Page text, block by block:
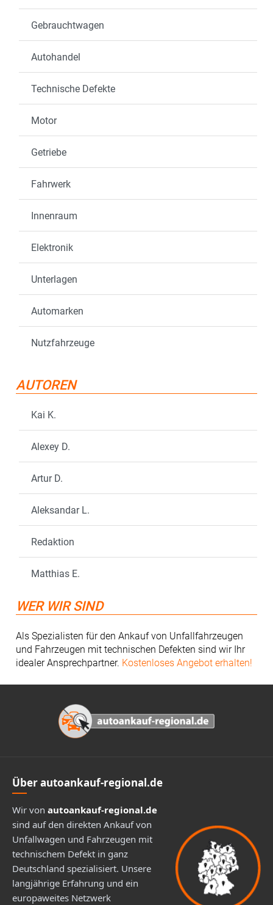
Gebrauchtwagen
Autohandel
Technische Defekte
Motor
Getriebe
Fahrwerk
Innenraum
Elektronik
Unterlagen
Automarken
Nutzfahrzeuge
AUTOREN
Kai K.
Alexey D.
Artur D.
Aleksandar L.
Redaktion
Matthias E.
WER WIR SIND
Als Spezialisten für den Ankauf von Unfallfahrzeugen
und Fahrzeugen mit technischen Defekten sind wir Ihr
idealer Ansprechpartner. Kostenloses Angebot erhalten!
Über autoankauf-regional.de
Wir von autoankauf-regional.de
sind auf den direkten Ankauf von
Unfallwagen und Fahrzeugen mit
technischem Defekt in ganz
Deutschland spezialisiert. Unsere
langjährige Erfahrung und ein
europaweites Netzwerk